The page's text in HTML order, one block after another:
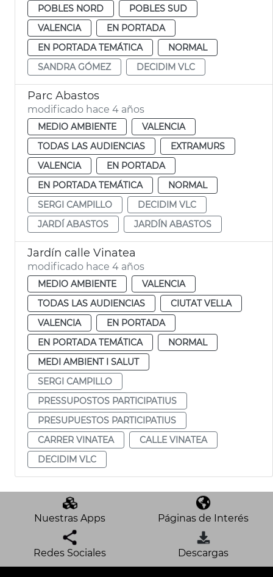
POBLES NORD
POBLES SUD
VALENCIA
EN PORTADA
EN PORTADA TEMÁTICA
NORMAL
SANDRA GÓMEZ
DECIDIM VLC
Parc Abastos
modificado hace 4 años
MEDIO AMBIENTE
VALENCIA
TODAS LAS AUDIENCIAS
EXTRAMURS
VALENCIA
EN PORTADA
EN PORTADA TEMÁTICA
NORMAL
SERGI CAMPILLO
DECIDIM VLC
JARDÍ ABASTOS
JARDÍN ABASTOS
Jardín calle Vinatea
modificado hace 4 años
MEDIO AMBIENTE
VALENCIA
TODAS LAS AUDIENCIAS
CIUTAT VELLA
VALENCIA
EN PORTADA
EN PORTADA TEMÁTICA
NORMAL
MEDI AMBIENT I SALUT
SERGI CAMPILLO
PRESSUPOSTOS PARTICIPATIUS
PRESUPUESTOS PARTICIPATIUS
CARRER VINATEA
CALLE VINATEA
DECIDIM VLC
Nuestras Apps Páginas de Interés
Redes Sociales Descargas